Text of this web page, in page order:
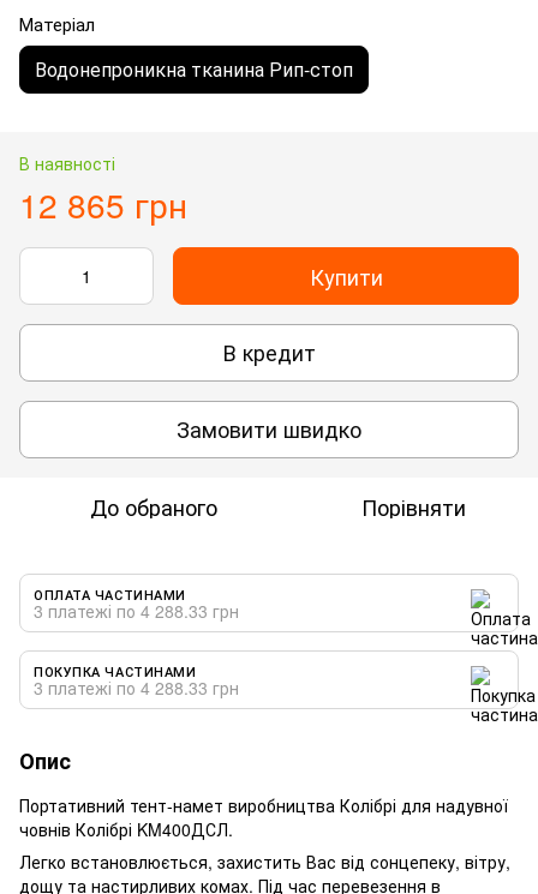
Матеріал
Водонепроникна тканина Рип-стоп
В наявності
12 865 грн
Купити
В кредит
Замовити швидко
До обраного Порівняти
ОПЛАТА ЧАСТИНАМИ
3 платежі по 4 288.33 грн
ПОКУПКА ЧАСТИНАМИ
3 платежі по 4 288.33 грн
Опис
Портативний тент-намет виробництва Колібрі для надувної
човнів Колібрі KM400ДСЛ.
Легко встановлюється, захистить Вас від сонцепеку, вітру,
дощу та настирливих комах. Під час перевезення в